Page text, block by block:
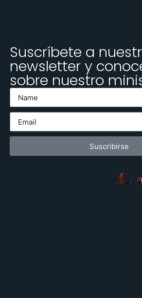
Suscríbete a
newsletter y
sobre nuestro
Suscribirse